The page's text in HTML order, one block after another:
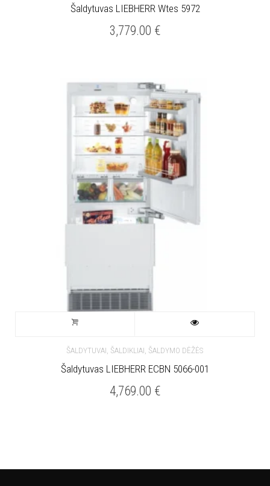
Šaldytuvas LIEBHERR Wtes 5972
3,779.00 €
ŠALDYTUVAI, ŠALDIKLIAI, ŠALDYMO DĖŽĖS
Šaldytuvas LIEBHERR ECBN 5066-001
4,769.00 €